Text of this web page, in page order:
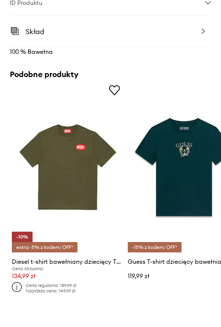
ID Produktu
Skład
100 % Bawełna
Podobne produkty
-10%
extra -5% z kodem: OFF*
Diesel t-shirt bawełniany dziecięcy TPATCH OVER T-SHIRT
Cena aktualna:
134,99 zł
Cena regularna:189,99 zł
Najniższa cena:149,99 zł
-15% z kodem: OFF*
Guess T-shirt dziecięcy
119,99 zł